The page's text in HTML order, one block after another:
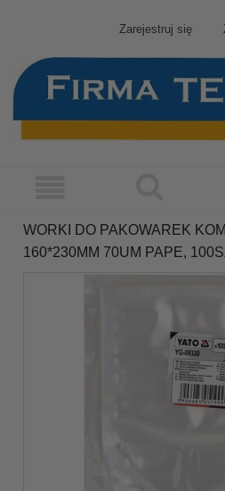
Zarejestruj się
WORKI DO PAKOWAREK
160*230MM 70UM PAPE,